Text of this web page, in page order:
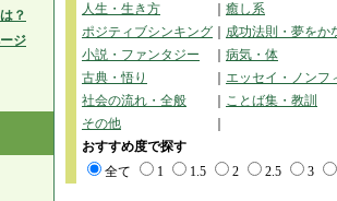
？
ジ
人生・生き方
癒し系
ポジティブシンキング
成功法則・夢をか
小説・ファンタジー
病気・体
古典・悟り
エッセイ・ノンフ
社会の流れ・全般
ことば集・教訓
その他
おすすめ度で探す
全て
1 1.5 2 2.5 3